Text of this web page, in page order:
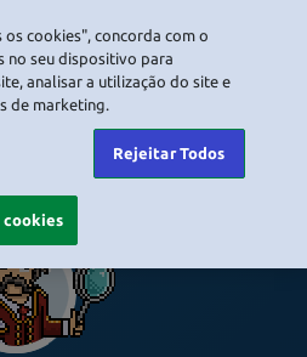
cookies", concorda com o
no seu dispositivo para
analisar a utilização do site e
de marketing.
Rejeitar Todos
cookies